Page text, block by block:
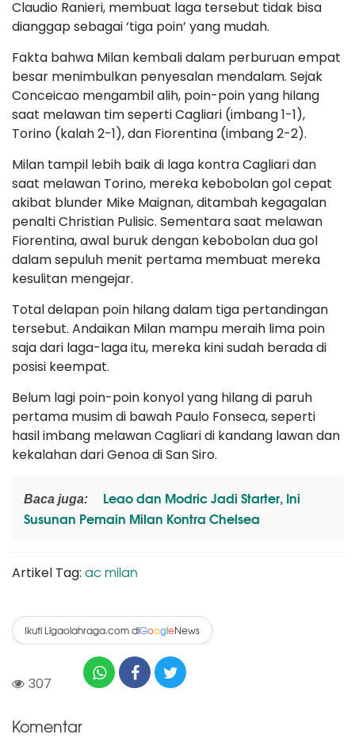
Claudio Ranieri, membuat laga tersebut tidak bisa
dianggap sebagai ‘tiga poin’ yang mudah.
Fakta bahwa Milan kembali dalam perburuan empat
besar menimbulkan penyesalan mendalam. Sejak
Conceicao mengambil alih, poin-poin yang hilang
saat melawan tim seperti Cagliari (imbang 1-1),
Torino (kalah 2-1), dan Fiorentina (imbang 2-2).
Milan tampil lebih baik di laga kontra Cagliari dan
saat melawan Torino, mereka kebobolan gol cepat
akibat blunder Mike Maignan, ditambah kegagalan
penalti Christian Pulisic. Sementara saat melawan
Fiorentina, awal buruk dengan kebobolan dua gol
dalam sepuluh menit pertama membuat mereka
kesulitan mengejar.
Total delapan poin hilang dalam tiga pertandingan
tersebut. Andaikan Milan mampu meraih lima poin
saja dari laga-laga itu, mereka kini sudah berada di
posisi keempat.
Belum lagi poin-poin konyol yang hilang di paruh
pertama musim di bawah Paulo Fonseca, seperti
hasil imbang melawan Cagliari di kandang lawan dan
kekalahan dari Genoa di San Siro.
Baca juga:
Leao dan Modric Jadi Starter, Ini
Susunan Pemain Milan Kontra Chelsea
Artikel Tag: ac milan
Ikuti Ligaolahraga.com diGoogleNews
307
Komentar